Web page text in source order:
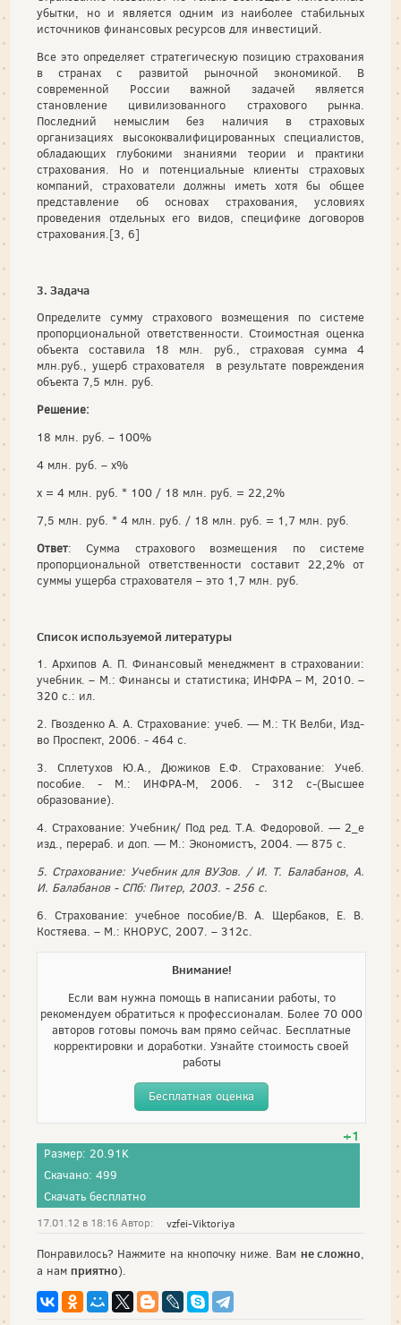
убытки, но и является одним из наиболее стабильных
источников финансовых ресурсов для инвестиций.
Все это определяет стратегическую позицию страхования
в странах с развитой рыночной экономикой. В
современной России важной задачей является
становление цивилизованного страхового рынка.
Последний немыслим без наличия в страховых
организациях высококвалифицированных специалистов,
обладающих глубокими знаниями теории и практики
страхования. Но и потенциальные клиенты страховых
компаний, страхователи должны иметь хотя бы общее
представление об основах страхования, условиях
проведения отдельных его видов, специфике договоров
страхования.[3, 6]
3. Задача
Определите сумму страхового возмещения по системе
пропорциональной ответственности. Стоимостная оценка
объекта составила 18 млн. руб., страховая сумма 4
млн.руб., ущерб страхователя в результате повреждения
объекта 7,5 млн. руб.
Решение:
18 млн. руб. – 100%
4 млн. руб. – x%
x = 4 млн. руб. * 100 / 18 млн. руб. = 22,2%
7,5 млн. руб. * 4 млн. руб. / 18 млн. руб. = 1,7 млн. руб.
Ответ: Сумма страхового возмещения по системе
пропорциональной ответственности составит 22,2% от
суммы ущерба страхователя – это 1,7 млн. руб.
Список используемой литературы
1. Архипов А. П. Финансовый менеджмент в страховании:
учебник. – М.: Финансы и статистика; ИНФРА – М, 2010. –
320 с.: ил.
2. Гвозденко А. А. Страхование: учеб. — М.: ТК Велби, Изд-
во Проспект, 2006. - 464 с.
3. Сплетухов Ю.А., Дюжиков Е.Ф. Страхование: Учеб.
пособие. - М.: ИНФРА-М, 2006. - 312 с-(Высшее
образование).
4. Страхование: Учебник/ Под ред. Т.А. Федоровой. — 2_е
изд., перераб. и доп. — М.: Экономистъ, 2004. — 875 с.
5. Страхование: Учебник для ВУЗов. / И. Т. Балабанов, А.
И. Балабанов - СПб: Питер, 2003. - 256 с.
6. Страхование: учебное пособие/В. А. Щербаков, Е. В.
Костяева. – М.: КНОРУС, 2007. – 312с.
Внимание!
Если вам нужна помощь в написании работы, то
рекомендуем обратиться к профессионалам. Более 70 000
авторов готовы помочь вам прямо сейчас. Бесплатные
корректировки и доработки. Узнайте стоимость своей
работы
Бесплатная оценка
+1
Размер: 20.91K
Скачано: 499
Скачать бесплатно
17.01.12 в 18:16 Автор: vzfei-Viktoriya
Понравилось? Нажмите на кнопочку ниже. Вам не сложно,
а нам приятно).